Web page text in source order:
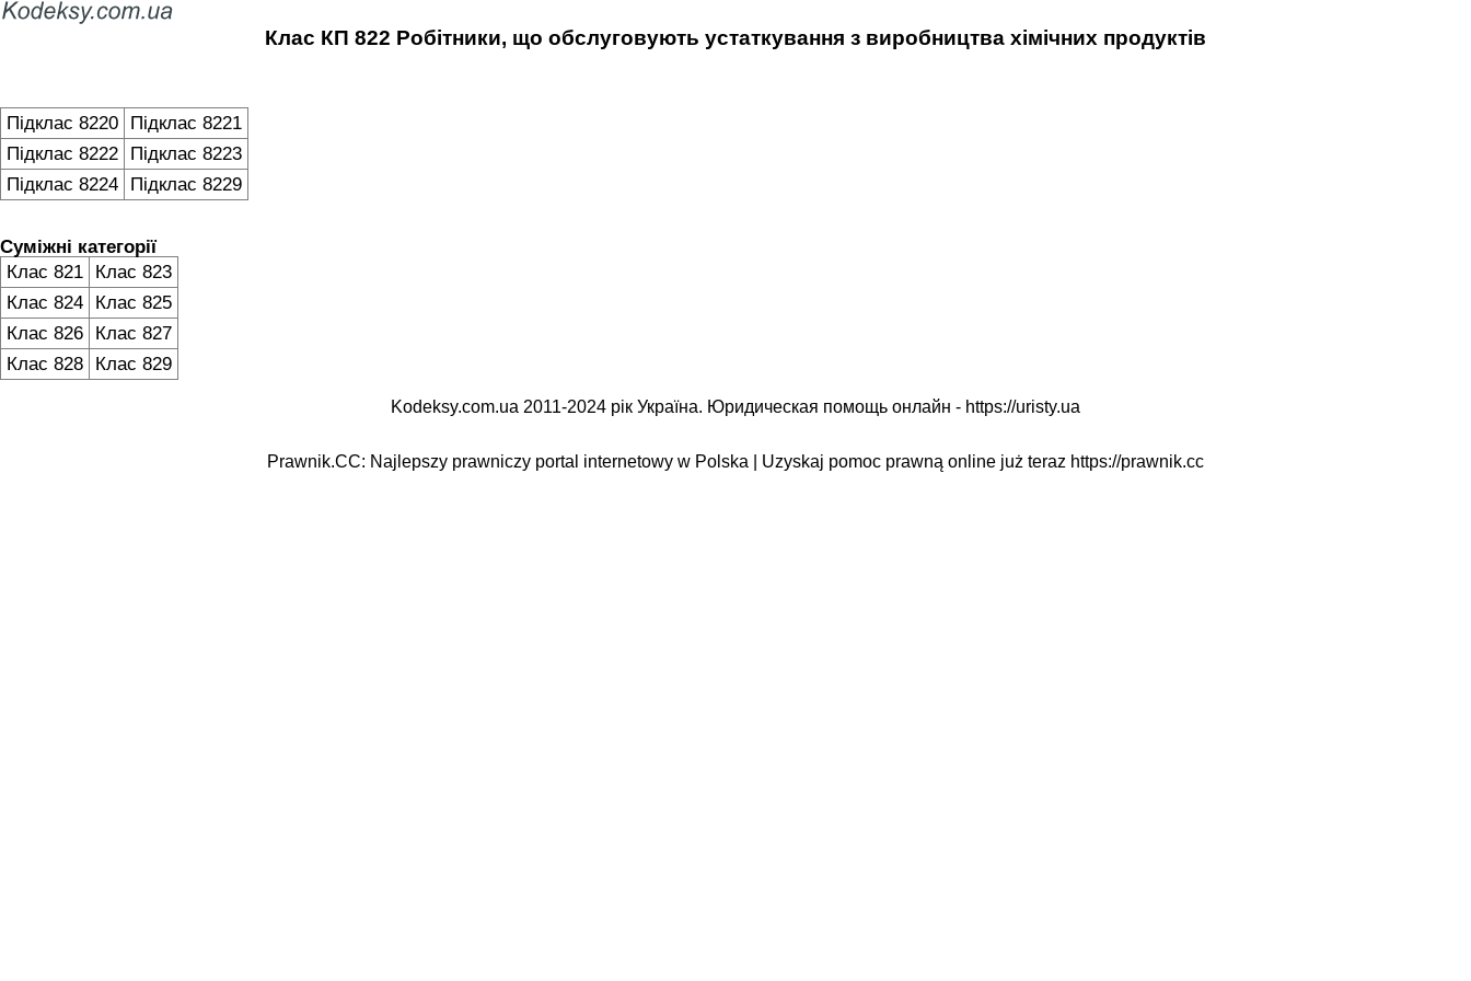
Клас КП 822 Робітники, що обслуговують устаткування з виробництва хімічних продуктів
Підклас 8220 Підклас 8221
Підклас 8222 Підклас 8223
Підклас 8224 Підклас 8229
Суміжні категорії
Клас 821 Клас 823
Клас 824 Клас 825
Клас 826 Клас 827
Клас 828 Клас 829
Kodeksy.com.ua 2011-2024 рік Україна. Юридическая помощь онлайн - https://uristy.ua
Prawnik.CC: Najlepszy prawniczy portal internetowy w Polska | Uzyskaj pomoc prawną online już teraz https://prawnik.cc